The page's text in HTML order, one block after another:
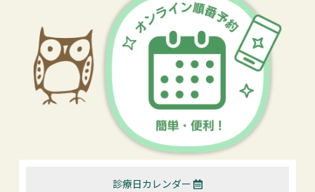
診療日カレンダー